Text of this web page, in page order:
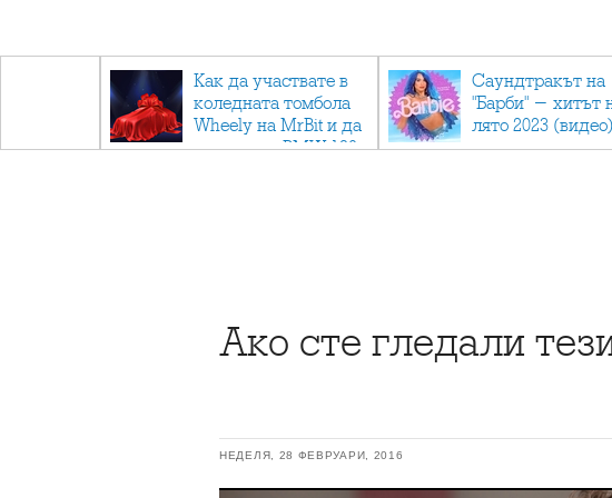
Как да участвате в
коледната томбола
Wheely на MrBit и да
спечелите BMW 120
Саундтракът на
"Барби" - хитът
лято 2023 (видео)
Ако сте гледали
НЕДЕЛЯ, 28 ФЕВРУАРИ, 2016